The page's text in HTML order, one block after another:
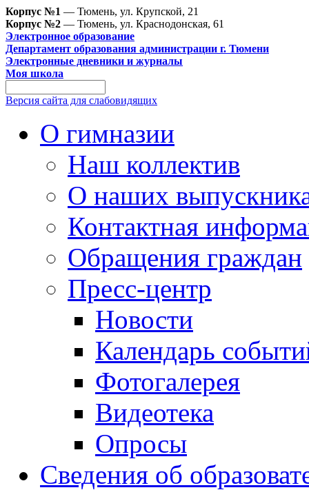
Корпус №1 — Тюмень, ул. Крупской, 21
Корпус №2 — Тюмень, ул. Краснодонская, 61
Электронное образование
Департамент образования администрации г. Тюмени
Электронные дневники и журналы
Моя школа
Версия сайта для слабовидящих
О гимназии
Наш коллектив
О наших
Контактная
Обращения граждан
Пресс-центр
Новости
Календарь
Фотогалерея
Видеотека
Опросы
Сведения об